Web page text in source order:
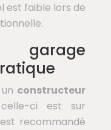
est faible lors de
constructeur
ci est sur
recommandé